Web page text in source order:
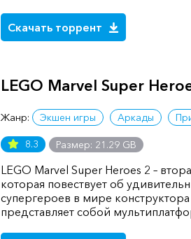
Скачать торрент
LEGO Marvel Super
Жанр: Экшен игры Аркады
8.3 Размер: 21.29 GB
LEGO Marvel Super Heroes 2 –
которая повествует об
супергероев в мире
представляет собой